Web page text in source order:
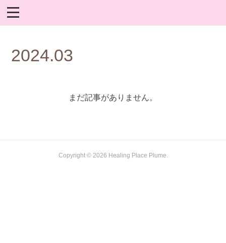
2024.03
まだ記事がありません。
Copyright © 2026 Healing Place Plume.